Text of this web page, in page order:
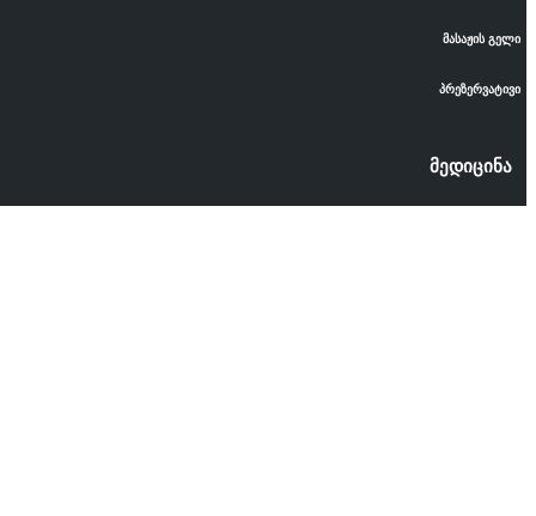
მასაჟის გელი
პრეზერვატივი
მედიცინა